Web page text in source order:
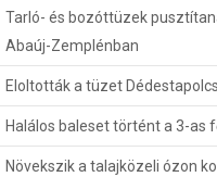
Tarló- és bozóttüzek
Abaúj-Zemplénban
Eloltották a tüzet
Halálos baleset történt a 3-as
Növekszik a talajközeli ózon